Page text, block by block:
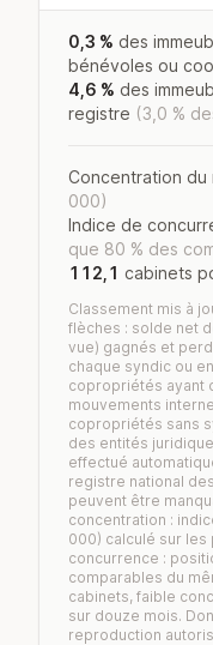
0,3 % des
bénévoles ou
4,6 % des
registre (3,0 %
Concentration du
000)
Indice de
que 80 % des
112,1 cabinets
Classement mis à
flèches : solde net
vue) gagnés et
chaque syndic ou
copropriétés ayant
mouvements
copropriétés sans
des entités
effectué
registre national
peuvent être
concentration :
000) calculé sur les
concurrence :
comparables du
cabinets, faible
sur douze mois.
reproduction